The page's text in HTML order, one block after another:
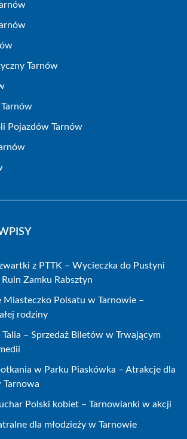
Tarnów
Pojazdów Tarnów
z PTTK – Wycieczka do Pustyni
Zamku Rabsztyn
Miasteczko Polsatu w Tarnowie –
rodziny
Talia – Sprzedaż Biletów w Trwającym
w Parku Piaskówka – Atrakcje dla
Tarnowa
Polski kobiet – Tarnowianki w akcji
dla młodzieży w Tarnowie